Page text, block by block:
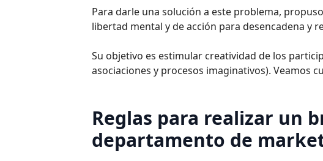
Para darle una solución a este problema,
libertad mental y de acción para desencadena y
Su objetivo es estimular creatividad de los
asociaciones y procesos imaginativos). Veamos
Reglas para realizar un
departamento de